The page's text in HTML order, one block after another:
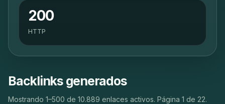
200
HTTP
Backlinks generados
Mostrando 1–500 de 10.889 enlaces activos. Página 1 de 22.